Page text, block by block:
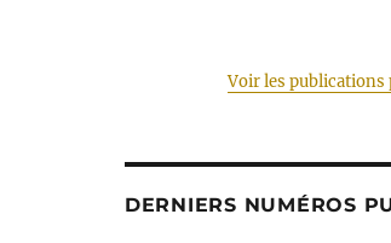
Voir les publications
DERNIERS NUMÉROS